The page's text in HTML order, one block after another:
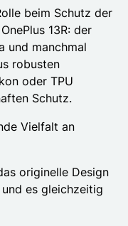
beim Schutz der
13R: der
und manchmal
robusten
oder TPU
Schutz.
Vielfalt an
originelle Design
es gleichzeitig